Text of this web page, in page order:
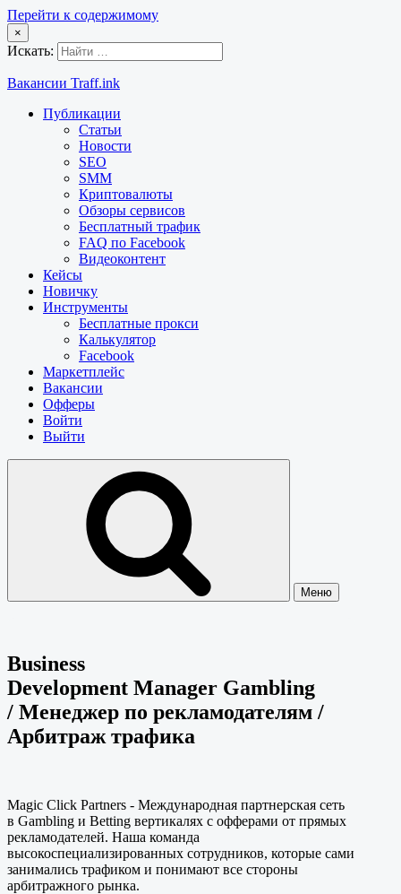
Перейти к содержимому
×
Искать:
Вакансии Traff.ink
Публикации
Статьи
Новости
SEO
SMM
Криптовалюты
Обзоры сервисов
Бесплатный трафик
FAQ по Facebook
Видеоконтент
Кейсы
Новичку
Инструменты
Бесплатные прокси
Калькулятор
Facebook
Маркетплейс
Вакансии
Офферы
Войти
Выйти
Меню
Business
Development Manager Gambling
/ Менеджер по рекламодателям /
Арбитраж трафика
Magic Click Partners - Международная партнерская сеть
в Gambling и Betting вертикалях с офферами от прямых
рекламодателей. Наша команда
высокоспециализированных сотрудников, которые сами
занимались трафиком и понимают все стороны
арбитражного рынка.